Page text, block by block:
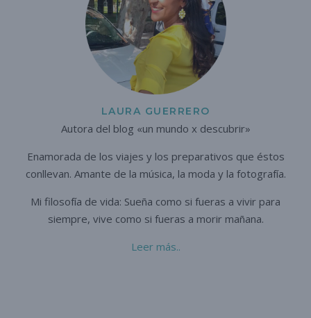
LAURA GUERRERO
Autora del blog «un mundo x descubrir»
Enamorada de los viajes y los preparativos que éstos
conllevan. Amante de la música, la moda y la fotografía.
Mi filosofía de vida: Sueña como si fueras a vivir para
siempre, vive como si fueras a morir mañana.
Leer más..